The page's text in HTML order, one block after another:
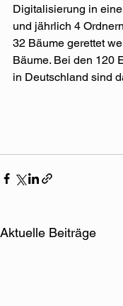
Digitalisierung in
und jährlich 4
32 Bäume gerettet
Bäume. Bei den 120
in Deutschland sind
Aktuelle Beiträge